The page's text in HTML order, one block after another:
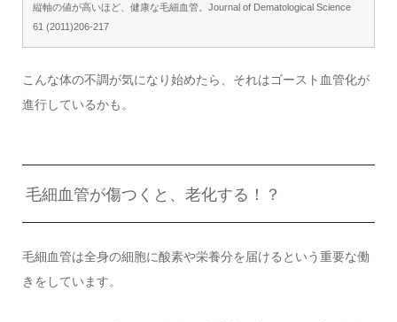
縦軸の値が高いほど、健康な毛細血管。Journal of Dematological Science
61 (2011)206-217
こんな体の不調が気になり始めたら、それはゴースト血管化が
進行しているかも。
毛細血管が傷つくと、老化する！？
毛細血管は全身の細胞に酸素や栄養分を届けるという重要な働
きをしています。